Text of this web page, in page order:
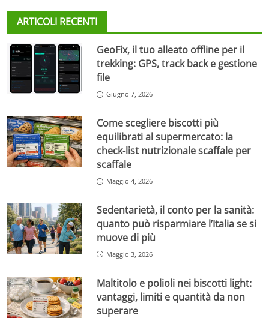
ARTICOLI RECENTI
GeoFix, il tuo alleato offline per il
trekking: GPS, track back e gestione
file
Giugno 7, 2026
Come scegliere biscotti più
equilibrati al supermercato: la
check-list nutrizionale scaffale per
scaffale
Maggio 4, 2026
Sedentarietà, il conto per la sanità:
quanto può risparmiare l’Italia se si
muove di più
Maggio 3, 2026
Maltitolo e polioli nei biscotti light:
vantaggi, limiti e quantità da non
superare